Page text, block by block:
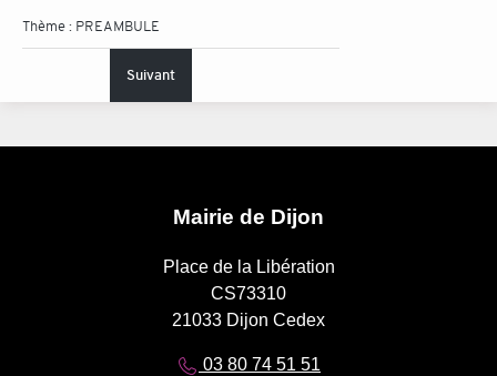
Thème : PREAMBULE
Suivant
Mairie de Dijon
Place de la Libération
CS73310
21033 Dijon Cedex
03 80 74 51 51